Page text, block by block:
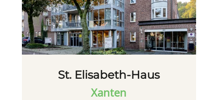
St. Elisabeth-Haus
Xanten